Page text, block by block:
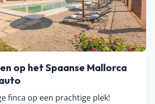
op het Spaanse Mallorca
finca op een prachtige plek!